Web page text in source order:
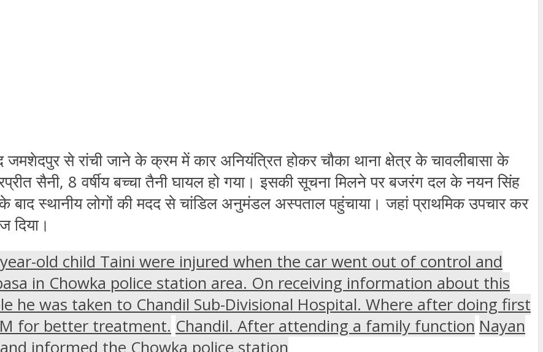
जमशेदपुर से रांची जाने के क्रम में कार अनियंत्रित होकर चौका थाना क्षेत्र के चावलीबासा के
सैनी, 8 वर्षीय बच्चा तैनी घायल हो गया। इसकी सूचना मिलने पर बजरंग दल के नयन सिंह
बाद स्थानीय लोगों की मदद से चांडिल अनुमंडल अस्पताल पहुंचाया। जहां प्राथमिक उपचार कर
दिया।
old child Taini were injured when the car went out of control and
in Chowka police station area. On receiving information about this
he was taken to Chandil Sub-Divisional Hospital. Where after doing first
for better treatment. Chandil. After attending a family function Nayan
informed the Chowka police station